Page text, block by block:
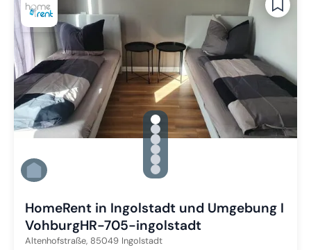
gallery.slide_selector
Zu Slide 1 wechseln
Zu Slide 2 wechseln
Zu Slide 3 wechseln
Zu Slide 4 wechseln
Zu Slide 5 wechseln
Zu Slide 6 wechseln
HomeRent in Ingolstadt und Umgebung I
VohburgHR-705-ingolstadt
Altenhofstraße, 85049 Ingolstadt